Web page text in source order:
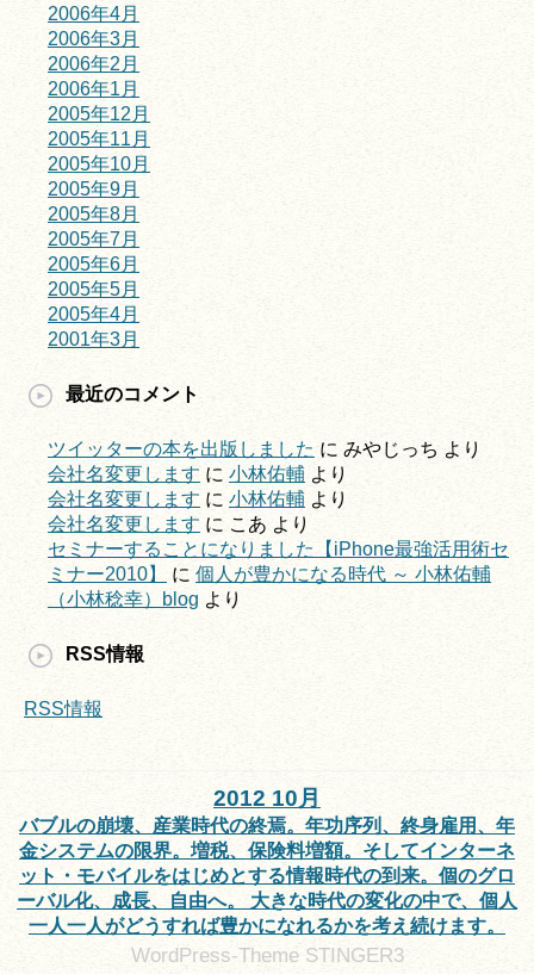
2006年4月
2006年3月
2006年2月
2006年1月
2005年12月
2005年11月
2005年10月
2005年9月
2005年8月
2005年7月
2005年6月
2005年5月
2005年4月
2001年3月
最近のコメント
ツイッターの本を出版しました に みやじっち より
会社名変更します に 小林佑輔 より
会社名変更します に 小林佑輔 より
会社名変更します に こあ より
セミナーすることになりました【iPhone最強活用術セ
ミナー2010】
に 個人が豊かになる時代 ～ 小林佑輔
（小林稔幸）blog より
RSS情報
RSS情報
2012 10月
バブルの崩壊、産業時代の終焉。年功序列、終身雇用、年
金システムの限界。増税、保険料増額。そしてインターネ
ット・モバイルをはじめとする情報時代の到来。個のグロ
ーバル化、成長、自由へ。 大きな時代の変化の中で、個人
一人一人がどうすれば豊かになれるかを考え続けます。
WordPress-Theme STINGER3